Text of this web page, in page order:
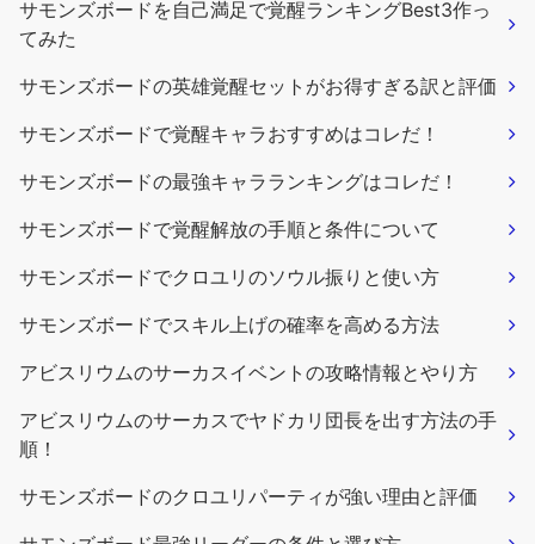
サモンズボードを自己満足で覚醒ランキングBest3作っ
てみた
サモンズボードの英雄覚醒セットがお得すぎる訳と評価
サモンズボードで覚醒キャラおすすめはコレだ！
サモンズボードの最強キャラランキングはコレだ！
サモンズボードで覚醒解放の手順と条件について
サモンズボードでクロユリのソウル振りと使い方
サモンズボードでスキル上げの確率を高める方法
アビスリウムのサーカスイベントの攻略情報とやり方
アビスリウムのサーカスでヤドカリ団長を出す方法の手
順！
サモンズボードのクロユリパーティが強い理由と評価